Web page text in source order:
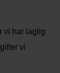
vi har laglig
vi